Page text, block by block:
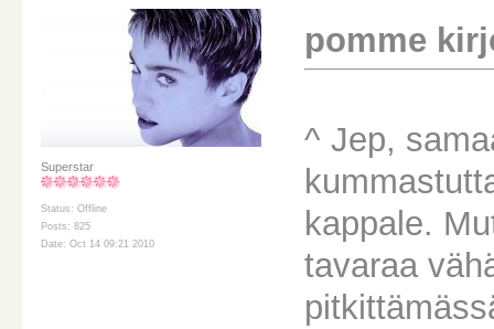
Superstar
Status: Offline
Posts: 825
Date: Oct 14 09:21 2010
pomme
^ Jep,
kappale.
tavaraa